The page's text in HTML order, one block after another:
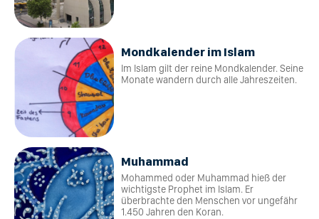
Mondkalender im Islam
Im Islam gilt der reine Mondkalender. Seine
Monate wandern durch alle Jahreszeiten.
Muhammad
Mohammed oder Muhammad hieß der
wichtigste Prophet im Islam. Er
überbrachte den Menschen vor ungefähr
1.450 Jahren den Koran.